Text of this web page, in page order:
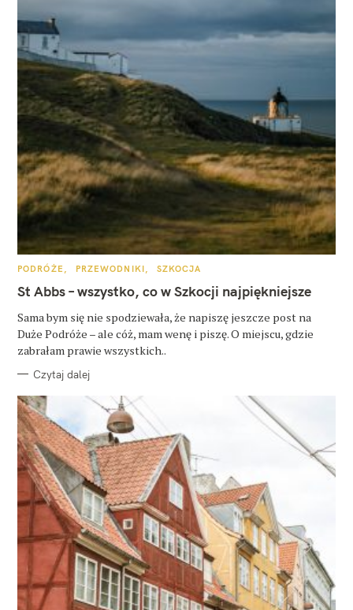
K
T
E
O
R
I
PODRÓŻE PRZEWODNIKI SZKOCJA
St Abbs – wszystko, co w Szkocji najpiękniejsze
Sama bym się nie spodziewała, że napiszę jeszcze post na
Duże Podróże – ale cóż, mam wenę i piszę. O miejscu, gdzie
zabrałam prawie wszystkich..
Czytaj dalej